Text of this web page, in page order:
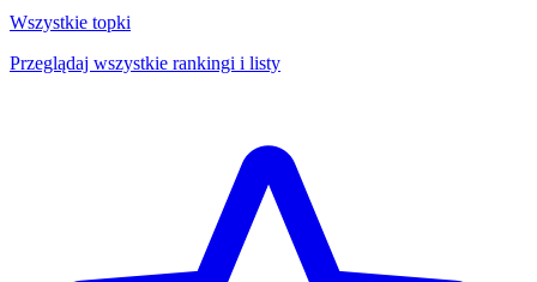
Wszystkie topki
Przeglądaj wszystkie rankingi i listy